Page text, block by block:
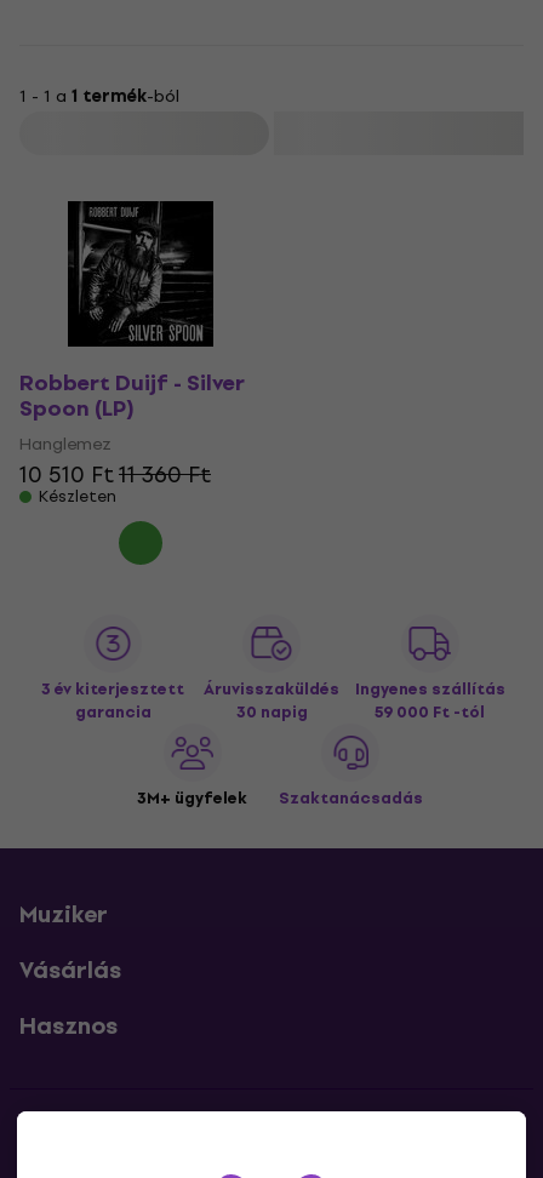
1 - 1 a 1 termék-ból
Robbert Duijf - Silver
Spoon (LP)
Hanglemez
10 510 Ft11 360 Ft
Készleten
3 év kiterjesztett
garancia
Áruvisszaküldés
30 napig
Ingyenes szállítás
59 000 Ft -tól
3M+ ügyfelek Szaktanácsadás
Muziker
Vásárlás
Hasznos